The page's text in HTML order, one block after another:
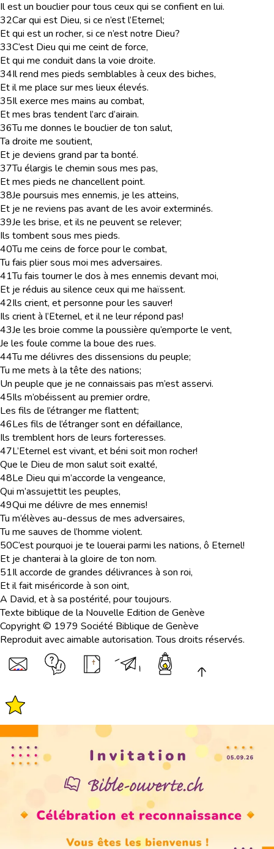
Il est un bouclier pour tous ceux qui se confient en lui.
32Car qui est Dieu, si ce n’est l’Eternel;
Et qui est un rocher, si ce n’est notre Dieu?
33C’est Dieu qui me ceint de force,
Et qui me conduit dans la voie droite.
34Il rend mes pieds semblables à ceux des biches,
Et il me place sur mes lieux élevés.
35Il exerce mes mains au combat,
Et mes bras tendent l’arc d’airain.
36Tu me donnes le bouclier de ton salut,
Ta droite me soutient,
Et je deviens grand par ta bonté.
37Tu élargis le chemin sous mes pas,
Et mes pieds ne chancellent point.
38Je poursuis mes ennemis, je les atteins,
Et je ne reviens pas avant de les avoir exterminés.
39Je les brise, et ils ne peuvent se relever;
Ils tombent sous mes pieds.
40Tu me ceins de force pour le combat,
Tu fais plier sous moi mes adversaires.
41Tu fais tourner le dos à mes ennemis devant moi,
Et je réduis au silence ceux qui me haïssent.
42Ils crient, et personne pour les sauver!
Ils crient à l’Eternel, et il ne leur répond pas!
43Je les broie comme la poussière qu’emporte le vent,
Je les foule comme la boue des rues.
44Tu me délivres des dissensions du peuple;
Tu me mets à la tête des nations;
Un peuple que je ne connaissais pas m’est asservi.
45Ils m’obéissent au premier ordre,
Les fils de l’étranger me flattent;
46Les fils de l’étranger sont en défaillance,
Ils tremblent hors de leurs forteresses.
47L’Eternel est vivant, et béni soit mon rocher!
Que le Dieu de mon salut soit exalté,
48Le Dieu qui m’accorde la vengeance,
Qui m’assujettit les peuples,
49Qui me délivre de mes ennemis!
Tu m’élèves au-dessus de mes adversaires,
Tu me sauves de l’homme violent.
50C’est pourquoi je te louerai parmi les nations, ô Eternel!
Et je chanterai à la gloire de ton nom.
51Il accorde de grandes délivrances à son roi,
Et il fait miséricorde à son oint,
A David, et à sa postérité, pour toujours.
Texte biblique de la Nouvelle Edition de Genève
Copyright © 1979 Société Biblique de Genève
Reproduit avec aimable autorisation. Tous droits réservés.